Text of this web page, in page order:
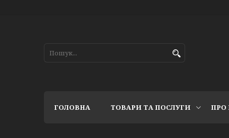
ГОЛОВНА ТОВАРИ ТА ПОСЛУГИ ПРО